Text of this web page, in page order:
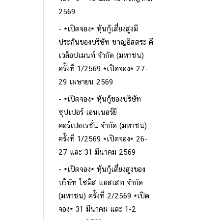
2569
*เปิดจอง* หุ้นกู้เสี่ยงสูงมี
ประกันของบริษัท ชาญอิสสระ ดี
เวล็อปเมนท์ จำกัด (มหาชน)
ครั้งที่ 1/2569 *เปิดจอง* 27-
29 เมษายน 2569
*เปิดจอง* หุ้นกู้ของบริษัท
ซุปเปอร์ เอนเนอร์ยี
คอร์เปอเรชั่น จำกัด (มหาชน)
ครั้งที่ 1/2569 *เปิดจอง* 26-
27 และ 31 มีนาคม 2569
*เปิดจอง* หุ้นกู้เสี่ยงสูงของ
บริษัท ไซมิส แอสเสท จำกัด
(มหาชน) ครั้งที่ 2/2569 *เปิด
จอง* 31 มีนาคม และ 1-2